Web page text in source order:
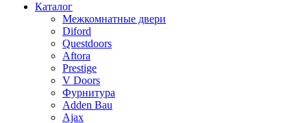
Каталог
Межкомнатные двери
Diford
Questdoors
Aftora
Prestige
V Doors
Фурнитура
Adden Bau
Ajax